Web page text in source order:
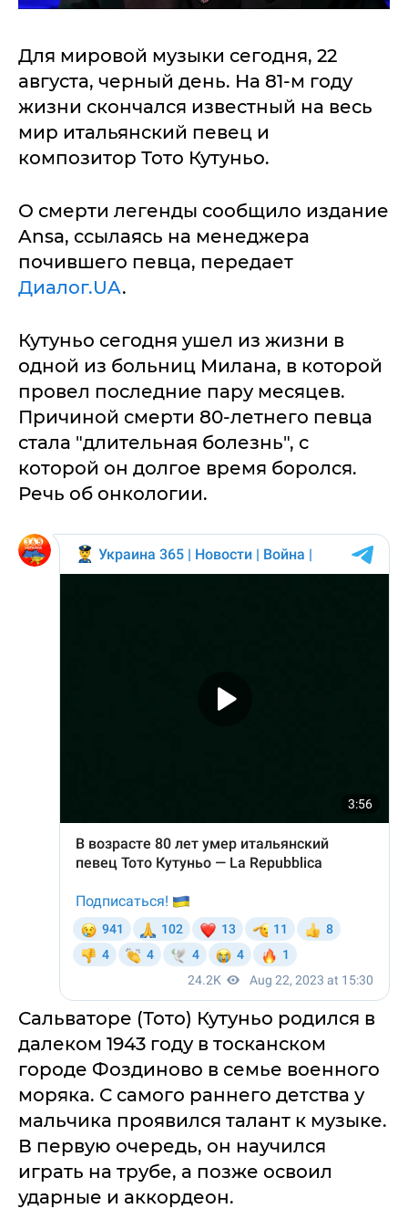
Для мировой музыки сегодня, 22
августа, черный день. На 81-м году
жизни скончался известный на весь
мир итальянский певец и
композитор Тото Кутуньо.
О смерти легенды сообщило издание
Ansa, ссылаясь на менеджера
почившего певца, передает
Диалог.UA.
Кутуньо сегодня ушел из жизни в
одной из больниц Милана, в которой
провел последние пару месяцев.
Причиной смерти 80-летнего певца
стала "длительная болезнь", с
которой он долгое время боролся.
Речь об онкологии.
Сальваторе (Тото) Кутуньо родился в
далеком 1943 году в тосканском
городе Фоздиново в семье военного
моряка. С самого раннего детства у
мальчика проявился талант к музыке.
В первую очередь, он научился
играть на трубе, а позже освоил
ударные и аккордеон.